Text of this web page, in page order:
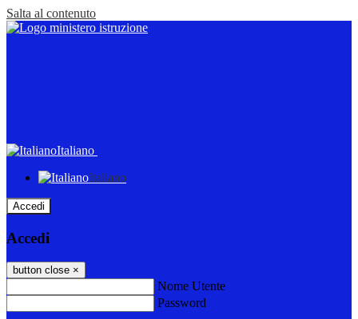
Salta al contenuto
Italiano
Italiano
Accedi
Accedi
button close ×
Nome Utente
Password